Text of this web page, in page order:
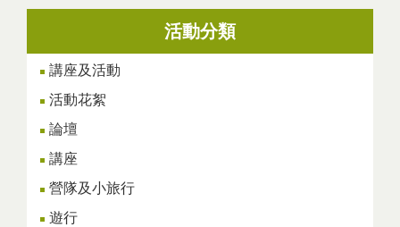
活動分類
講座及活動
活動花絮
論壇
講座
營隊及小旅行
遊行